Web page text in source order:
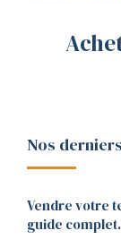
Nos
Vendre votre
guide complet.